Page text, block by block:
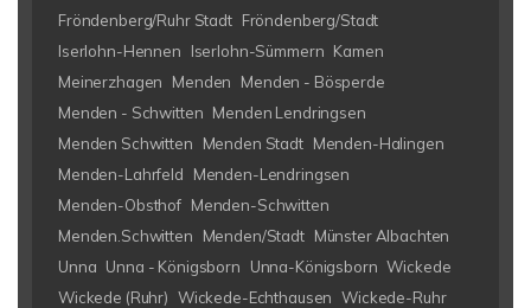
Fröndenberg/Ruhr Stadt Fröndenberg/Stadt
Iserlohn-Hennen
Iserlohn-Sümmern Kamen
Meinerzhagen
Menden
Menden - Bösperde
Menden - Schwitten Menden Lendringsen
Menden Schwitten
Menden Stadt Menden-Halingen
Menden-Lahrfeld
Menden-Lendringsen
Menden-Obsthof Menden-Schwitten
Menden.Schwitten
Menden/Stadt Münster Albachten
Unna Unna - Königsborn Unna-Königsborn Wickede
Wickede (Ruhr) Wickede-Echthausen Wickede-Ruhr